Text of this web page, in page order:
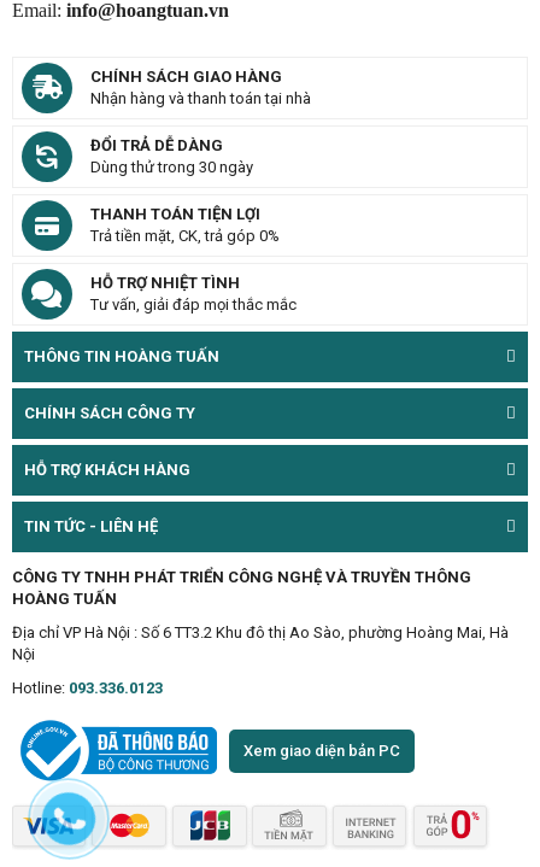
Email: info@hoangtuan.vn
CHÍNH SÁCH GIAO HÀNG
Nhận hàng và thanh toán tại nhà
ĐỔI TRẢ DỄ DÀNG
Dùng thử trong 30 ngày
THANH TOÁN TIỆN LỢI
Trả tiền mặt, CK, trả góp 0%
HỖ TRỢ NHIỆT TÌNH
Tư vấn, giải đáp mọi thắc mắc
THÔNG TIN HOÀNG TUẤN
CHÍNH SÁCH CÔNG TY
HỖ TRỢ KHÁCH HÀNG
TIN TỨC - LIÊN HỆ
CÔNG TY TNHH PHÁT TRIỂN CÔNG NGHỆ VÀ TRUYỀN THÔNG
HOÀNG TUẤN
Địa chỉ VP Hà Nội : Số 6 TT3.2 Khu đô thị Ao Sào, phường Hoàng Mai, Hà
Nội
Hotline: 093.336.0123
Xem giao diện bản PC